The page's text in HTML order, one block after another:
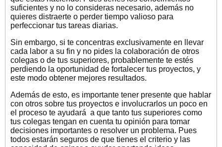
suficientes y no lo consideras necesario, además no
quieres distraerte o perder tiempo valioso para
perfeccionar tus tareas diarias.
Sin embargo, si te concentras exclusivamente en llevar
cada labor a su fin y no pides la colaboración de otros
colegas o de tus superiores, probablemente te estés
perdiendo la oportunidad de fortalecer tus proyectos, y
este modo obtener mejores resultados.
Además de esto, es importante tener presente que hablar
con otros sobre tus proyectos e involucrarlos un poco en
el proceso te ayudará a que tanto tus superiores como
tus colegas tengan en cuenta tu opinión para tomar
decisiones importantes o resolver un problema. Pues
todos estarán seguros de que tienes el criterio y las